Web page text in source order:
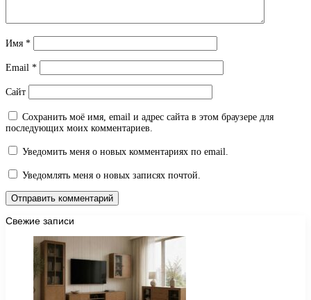
Имя *
Email *
Сайт
Сохранить моё имя, email и адрес сайта в этом браузере для
последующих моих комментариев.
Уведомить меня о новых комментариях по email.
Уведомлять меня о новых записях почтой.
Свежие записи